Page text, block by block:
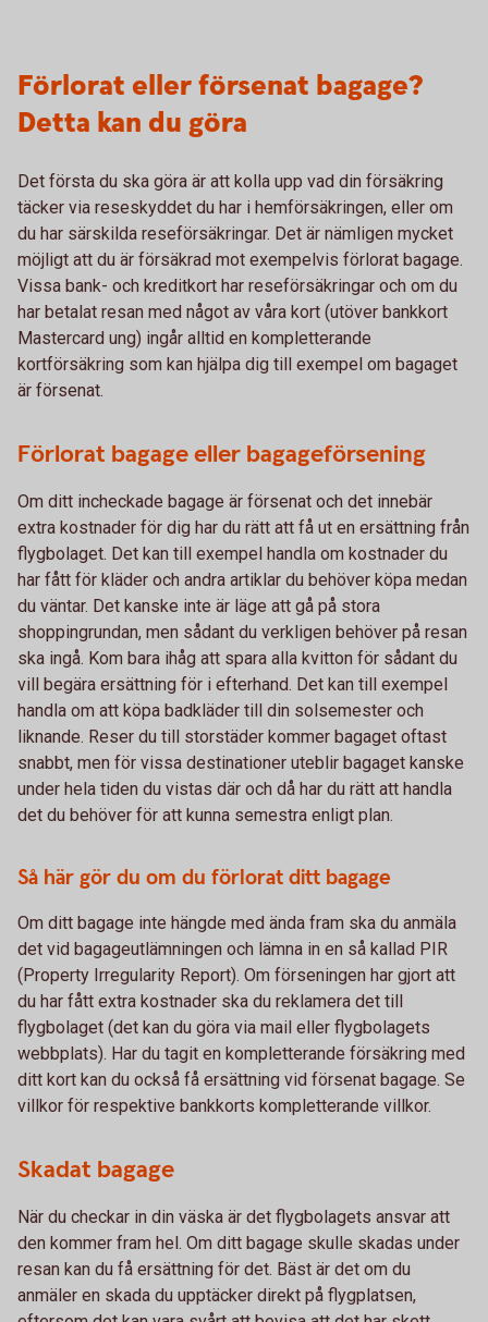
Förlorat eller försenat bagage?
Detta kan du göra
Det första du ska göra är att kolla upp vad din försäkring
täcker via reseskyddet du har i hemförsäkringen, eller om
du har särskilda reseförsäkringar. Det är nämligen mycket
möjligt att du är försäkrad mot exempelvis förlorat bagage.
Vissa bank- och kreditkort har reseförsäkringar och om du
har betalat resan med något av våra kort (utöver bankkort
Mastercard ung) ingår alltid en kompletterande
kortförsäkring som kan hjälpa dig till exempel om bagaget
är försenat.
Förlorat bagage eller bagageförsening
Om ditt incheckade bagage är försenat och det innebär
extra kostnader för dig har du rätt att få ut en ersättning från
flygbolaget. Det kan till exempel handla om kostnader du
har fått för kläder och andra artiklar du behöver köpa medan
du väntar. Det kanske inte är läge att gå på stora
shoppingrundan, men sådant du verkligen behöver på resan
ska ingå. Kom bara ihåg att spara alla kvitton för sådant du
vill begära ersättning för i efterhand. Det kan till exempel
handla om att köpa badkläder till din solsemester och
liknande. Reser du till storstäder kommer bagaget oftast
snabbt, men för vissa destinationer uteblir bagaget kanske
under hela tiden du vistas där och då har du rätt att handla
det du behöver för att kunna semestra enligt plan.
Så här gör du om du förlorat ditt bagage
Om ditt bagage inte hängde med ända fram ska du anmäla
det vid bagageutlämningen och lämna in en så kallad PIR
(Property Irregularity Report). Om förseningen har gjort att
du har fått extra kostnader ska du reklamera det till
flygbolaget (det kan du göra via mail eller flygbolagets
webbplats). Har du tagit en kompletterande försäkring med
ditt kort kan du också få ersättning vid försenat bagage. Se
villkor för respektive bankkorts kompletterande villkor.
Skadat bagage
När du checkar in din väska är det flygbolagets ansvar att
den kommer fram hel. Om ditt bagage skulle skadas under
resan kan du få ersättning för det. Bäst är det om du
anmäler en skada du upptäcker direkt på flygplatsen,